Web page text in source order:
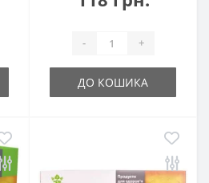
- +
ДО КОШИКА